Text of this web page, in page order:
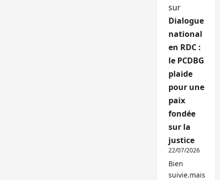
sur
Dialogue
national
en RDC :
le PCDBG
plaide
pour une
paix
fondée
sur la
justice
22/07/2026
Bien
suivie.mais